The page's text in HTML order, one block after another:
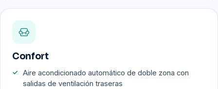
Confort
Aire acondicionado automático de doble zona con
salidas de ventilación traseras